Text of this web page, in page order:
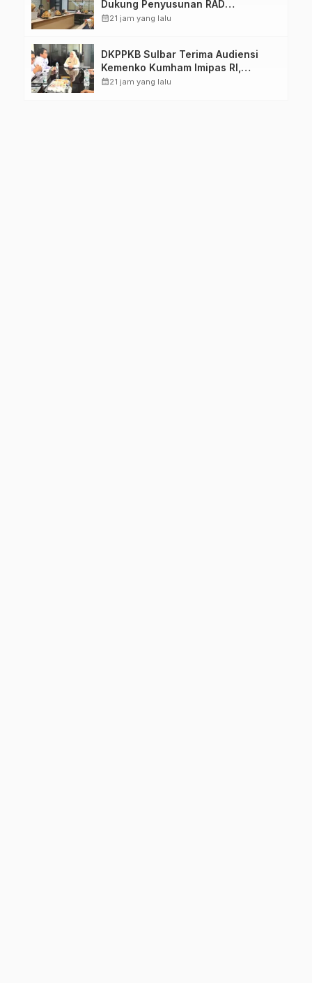
Dukung Penyusunan RAD
TPB/SDGs Sulawesi Barat
calendar_month21 jam yang lalu
DKPPKB Sulbar Terima Audiensi
Kemenko Kumham Imipas RI,
Perkuat Pelayanan Kesehatan bagi
calendar_month21 jam yang lalu